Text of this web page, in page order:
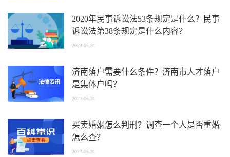
2020年民事诉讼法53条规定是什么？民事
诉讼法第38条规定是什么内容？
2023-05-31
济南落户需要什么条件？济南市人才落户
是集体户吗？
2023-05-31
买卖婚姻怎么判刑？调查一个人是否重婚
怎么查？
2023-05-31